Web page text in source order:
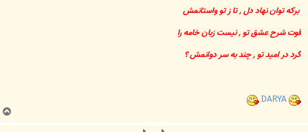
برکه توان نهاد دل , تا ز تو واستانمش
قوت شرح عشق تو , نیست زبان خامه را
گرد در امید تو , چند به سر دوانمش ؟
DARYA
ب
ا